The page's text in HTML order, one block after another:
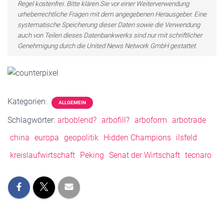
Regel kostenfrei. Bitte klären Sie vor einer Weiterverwendung
urheberrechtliche Fragen mit dem angegebenen Herausgeber. Eine
systematische Speicherung dieser Daten sowie die Verwendung
auch von Teilen dieses Datenbankwerks sind nur mit schriftlicher
Genehmigung durch die United News Network GmbH gestattet.
Kategorien: ALLGEMEIN
Schlagwörter: arboblend? arbofill? arboform arbotrade
china europa geopolitik Hidden Champions ilsfeld
kreislaufwirtschaft
Peking Senat der Wirtschaft tecnaro